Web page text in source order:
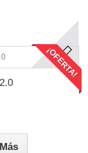
¡OFERTA!
Más